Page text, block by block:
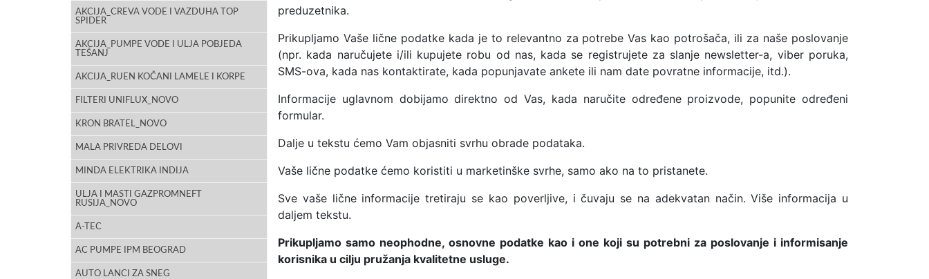
AKCIJA_CREVA VODE I VAZDUHA TOP
SPIDER
AKCIJA_PUMPE VODE I ULJA POBJEDA
TEŠANJ
AKCIJA_RUEN KOČANI LAMELE I KORPE
FILTERI UNIFLUX_NOVO
KRON BRATEL_NOVO
MALA PRIVREDA DELOVI
MINDA ELEKTRIKA INDIJA
ULJA I MASTI GAZPROMNEFT
RUSIJA_NOVO
A-TEC
AC PUMPE IPM BEOGRAD
AUTO LANCI ZA SNEG
preduzetnika.
Prikupljamo Vaše lične podatke kada je to relevantno za potrebe Vas kao potrošača, ili za naše poslovanje
(npr. kada naručujete i/ili kupujete robu od nas, kada se registrujete za slanje newsletter-a, viber poruka,
SMS-ova, kada nas kontaktirate, kada popunjavate ankete ili nam date povratne informacije, itd.).
Informacije uglavnom dobijamo direktno od Vas, kada naručite određene proizvode, popunite određeni
formular.
Dalje u tekstu ćemo Vam objasniti svrhu obrade podataka.
Vaše lične podatke ćemo koristiti u marketinške svrhe, samo ako na to pristanete.
Sve vaše lične informacije tretiraju se kao poverljive, i čuvaju se na adekvatan način. Više informacija u
daljem tekstu.
Prikupljamo samo neophodne, osnovne podatke kao i one koji su potrebni za poslovanje i informisanje
korisnika u cilju pružanja kvalitetne usluge.